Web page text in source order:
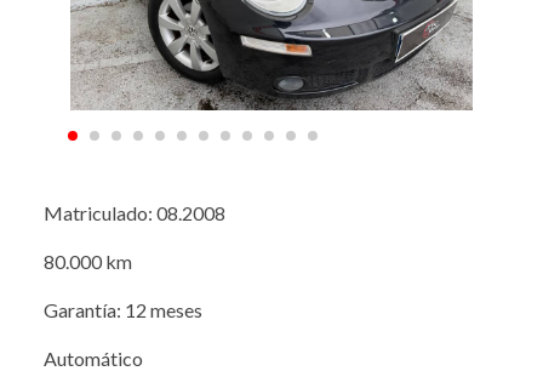
Matriculado: 08.2008
80.000 km
Garantía: 12 meses
Automático